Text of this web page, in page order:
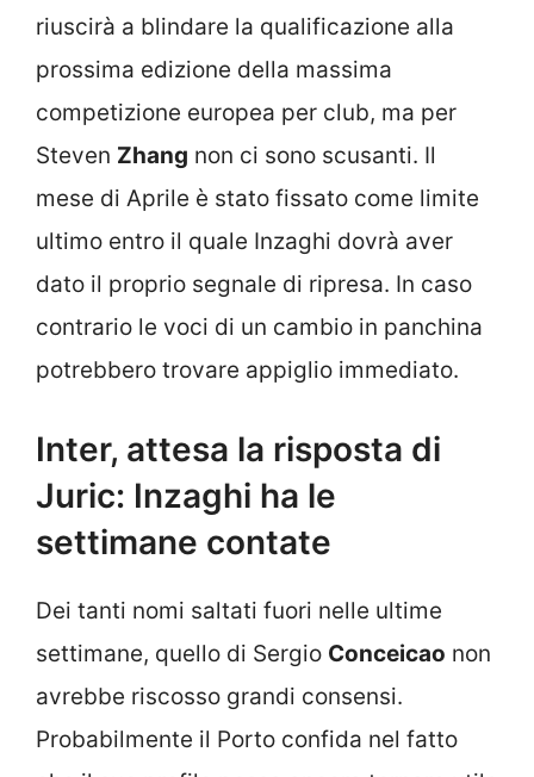
riuscirà a blindare la qualificazione alla
prossima edizione della massima
competizione europea per club, ma per
Steven Zhang non ci sono scusanti. Il
mese di Aprile è stato fissato come limite
ultimo entro il quale Inzaghi dovrà aver
dato il proprio segnale di ripresa. In caso
contrario le voci di un cambio in panchina
potrebbero trovare appiglio immediato.
Inter, attesa la risposta di
Juric: Inzaghi ha le
settimane contate
Dei tanti nomi saltati fuori nelle ultime
settimane, quello di Sergio Conceicao non
avrebbe riscosso grandi consensi.
Probabilmente il Porto confida nel fatto